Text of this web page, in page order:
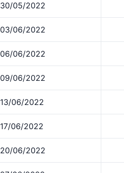
30/05/2022
03/06/2022
06/06/2022
09/06/2022
13/06/2022
17/06/2022
20/06/2022